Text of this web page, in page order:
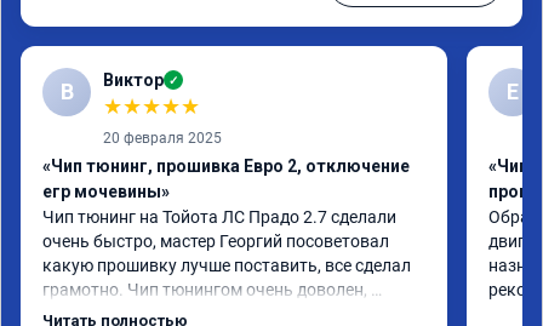
В Виктор ✓
★★★★★
20 февраля 2025
«Чип тюнинг, прошивка Евро 2, отключение
егр мочевины»
Чип тюнинг на Тойота ЛС Прадо 2.7 сделали
очень быстро, мастер Георгий посоветовал
какую прошивку лучше поставить, все сделал
грамотно. Чип тюнингом очень доволен,
машина ожила немного, отзыв на педаль газа
Читать полностью
Е
«Чип